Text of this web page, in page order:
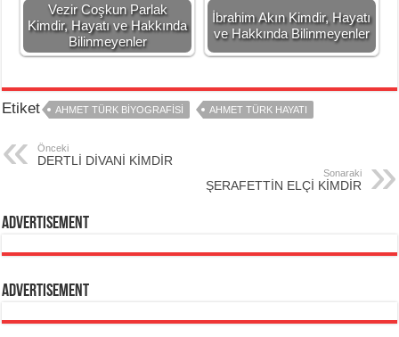
Vezir Coşkun Parlak
Kimdir, Hayatı ve Hakkında
Bilinmeyenler
İbrahim Akın Kimdir, Hayatı
ve Hakkında Bilinmeyenler
Etiket AHMET TÜRK BİYOGRAFİSİ AHMET TÜRK HAYATI
Önceki
DERTLİ DİVANİ KİMDİR
Sonaraki
ŞERAFETTİN ELÇİ KİMDİR
Advertisement
Advertisement